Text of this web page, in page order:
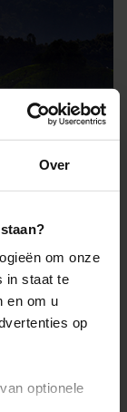
Over
om onze
in staat te
en om u
op
optionele